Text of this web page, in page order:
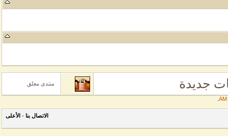
جديدة منتدى مغلق
الاتصال بنا- الأعلى